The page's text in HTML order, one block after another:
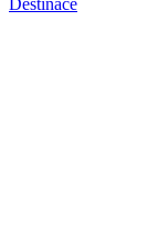
Destinace